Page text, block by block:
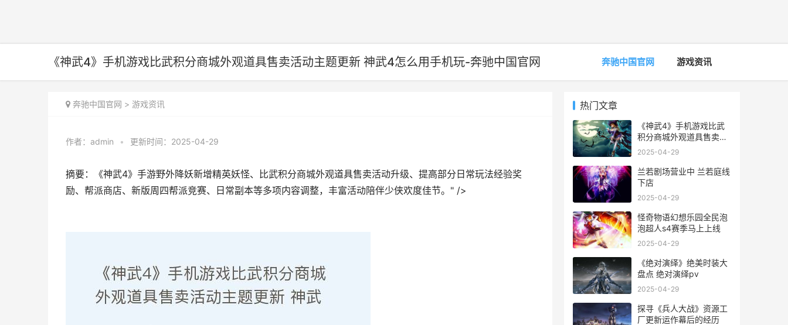
《神武4》手机游戏比武积分商城外观道具售卖活动主题更新 神武4怎么用手机玩-奔驰中国官网 奔驰中国官网 游戏资讯
奔驰中国官网 > 游戏资讯
作者： admin • 更新时间：2025-04-29
摘要：《神武4》手游野外降妖新增精英妖怪、比武积分商城外观道具售卖活动升级、提高部分日常玩法经验奖
励、帮派商店、新版周四帮派竞赛、日常副本等多项内容调整，丰富活动陪伴少侠欢度佳节。" />
热门文章
《神武4》手机游戏比武
积分商城外观道具售卖活
动主题更新 神武4怎么用
2025-04-29
兰若剧场营业中 兰若庭线
下店
2025-04-29
怪奇物语幻想乐园全民泡
泡超人s4赛季马上上线
2025-04-29
《绝对演绎》绝美时装大
盘点 绝对演绎pv
2025-04-29
探寻《兵人大战》资源工
厂更新运作幕后的经历